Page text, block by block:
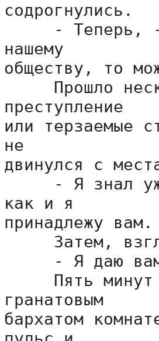
содрогнулись.
- Теперь,
нашему
обществу, то
Прошло
преступление
или терзаемые
не
двинулся с
- Я знал
как и я
принадлежу вам.
Затем,
- Я даю
Пять
гранатовым
бархатом